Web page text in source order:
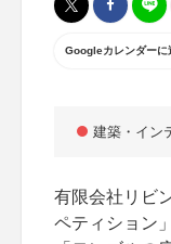
Googleカレンダーに
建築・イン
有限会社リビ
ペティション